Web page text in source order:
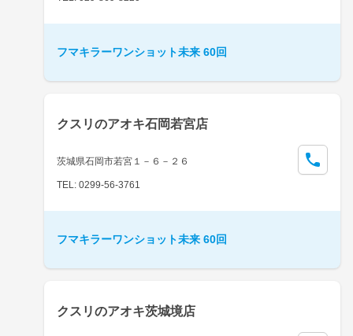
フマキラーワンショット未来 60回
クスリのアオキ石岡若宮店
茨城県石岡市若宮１－６－２６
TEL: 0299-56-3761
フマキラーワンショット未来 60回
クスリのアオキ茨城境店